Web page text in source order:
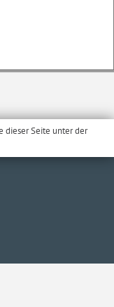
dieser Seite unter der